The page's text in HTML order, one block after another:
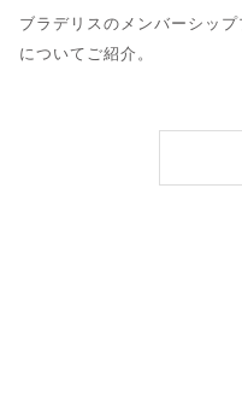
ブラデリスのメンバーシップ
についてご紹介。